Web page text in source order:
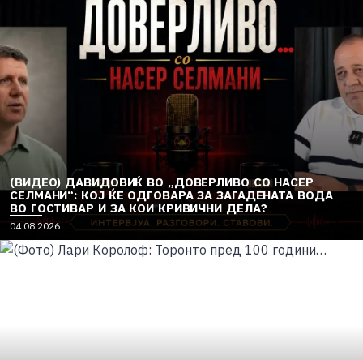
(ВИДЕО) ДАВИДОВИЌ ВО „ДОВЕРЛИВО СО НАСЕР
СЕЛМАНИ“: КОЈ ЌЕ ОДГОВАРА ЗА ЗАГАДЕНАТА ВОДА
ВО ГОСТИВАР И ЗА КОИ КРИВИЧНИ ДЕЛА?
04.08.2026